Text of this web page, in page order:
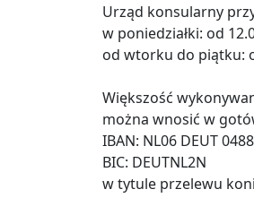
Urząd konsularny
w poniedziałki: od
od wtorku do piątku:
Większość
można wnosić w
IBAN: NL06 DEUT
BIC: DEUTNL2N
w tytule przelewu